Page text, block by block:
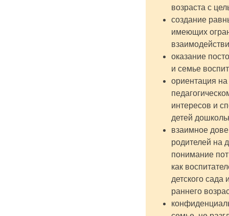
возраста с
создание
имеющих
оказание
и семье
ориентация
интересов и
детей
взаимное
родителей на
понимание
как
детского сада
раннего